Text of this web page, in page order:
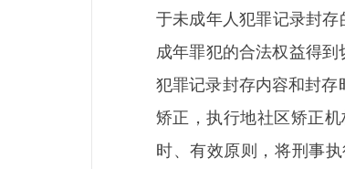
于未成年人犯罪记录封
成年罪犯的合法权益得
犯罪记录封存内容和封
矫正，执行地社区矫正
时、有效原则，将刑事